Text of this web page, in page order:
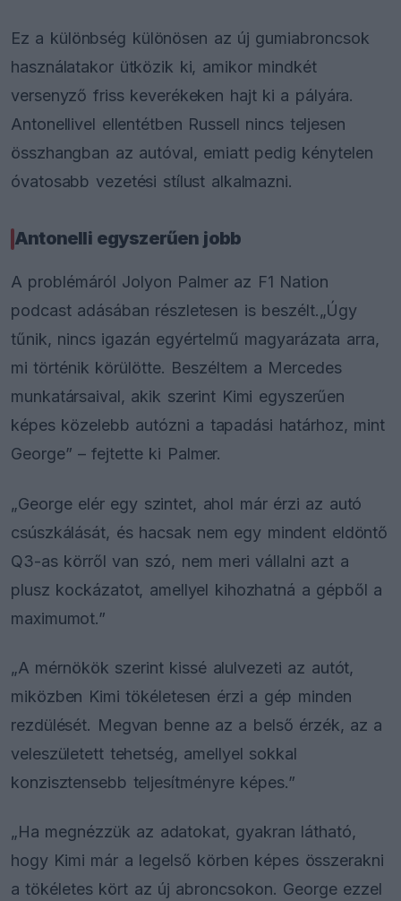
Ez a különbség különösen az új gumiabroncsok
használatakor ütközik ki, amikor mindkét
versenyző friss keverékeken hajt ki a pályára.
Antonellivel ellentétben Russell nincs teljesen
összhangban az autóval, emiatt pedig kénytelen
óvatosabb vezetési stílust alkalmazni.
Antonelli egyszerűen jobb
A problémáról Jolyon Palmer az F1 Nation
podcast adásában részletesen is beszélt.„Úgy
tűnik, nincs igazán egyértelmű magyarázata arra,
mi történik körülötte. Beszéltem a Mercedes
munkatársaival, akik szerint Kimi egyszerűen
képes közelebb autózni a tapadási határhoz, mint
George” – fejtette ki Palmer.
„George elér egy szintet, ahol már érzi az autó
csúszkálását, és hacsak nem egy mindent eldöntő
Q3-as körről van szó, nem meri vállalni azt a
plusz kockázatot, amellyel kihozhatná a gépből a
maximumot.”
„A mérnökök szerint kissé alulvezeti az autót,
miközben Kimi tökéletesen érzi a gép minden
rezdülését. Megvan benne az a belső érzék, az a
veleszületett tehetség, amellyel sokkal
konzisztensebb teljesítményre képes.”
„Ha megnézzük az adatokat, gyakran látható,
hogy Kimi már a legelső körben képes összerakni
a tökéletes kört az új abroncsokon. George ezzel